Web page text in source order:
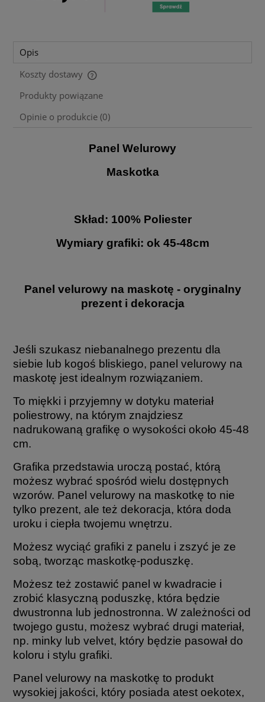
Opis
Koszty dostawy
Cena nie zawiera ewentualnych kosztów płatności
Produkty powiązane
Opinie o produkcie (0)
Panel Welurowy
Maskotka
Skład: 100% Poliester
Wymiary grafiki: ok 45-48cm
Panel velurowy na maskotę - oryginalny
prezent i dekoracja
Jeśli szukasz niebanalnego prezentu dla
siebie lub kogoś bliskiego, panel velurowy na
maskotę jest idealnym rozwiązaniem.
To miękki i przyjemny w dotyku materiał
poliestrowy, na którym znajdziesz
nadrukowaną grafikę o wysokości około 45-48
cm.
Grafika przedstawia uroczą postać, którą
możesz wybrać spośród wielu dostępnych
wzorów. Panel velurowy na maskotkę to nie
tylko prezent, ale też dekoracja, która doda
uroku i ciepła twojemu wnętrzu.
Możesz wyciąć grafiki z panelu i zszyć je ze
sobą, tworząc maskotkę-poduszkę.
Możesz też zostawić panel w kwadracie i
zrobić klasyczną poduszkę, która będzie
dwustronna lub jednostronna. W zależności od
twojego gustu, możesz wybrać drugi materiał,
np. minky lub velvet, który będzie pasował do
koloru i stylu grafiki.
Panel velurowy na maskotkę to produkt
wysokiej jakości, który posiada atest oekotex,